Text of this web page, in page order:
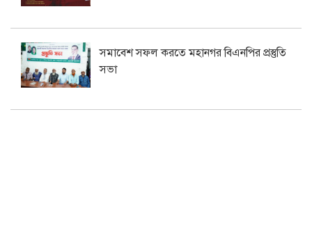
সমাবেশ সফল করতে মহানগর বিএনপির প্রস্তুতি
সভা